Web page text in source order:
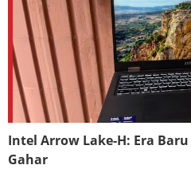
Intel Arrow Lake-H: Era
Gahar